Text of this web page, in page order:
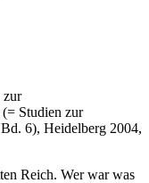
zur
Studien zur
6), Heidelberg 2004,
Reich. Wer war was